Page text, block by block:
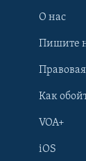
О нас
Пишите
Как
VOA+
iOS